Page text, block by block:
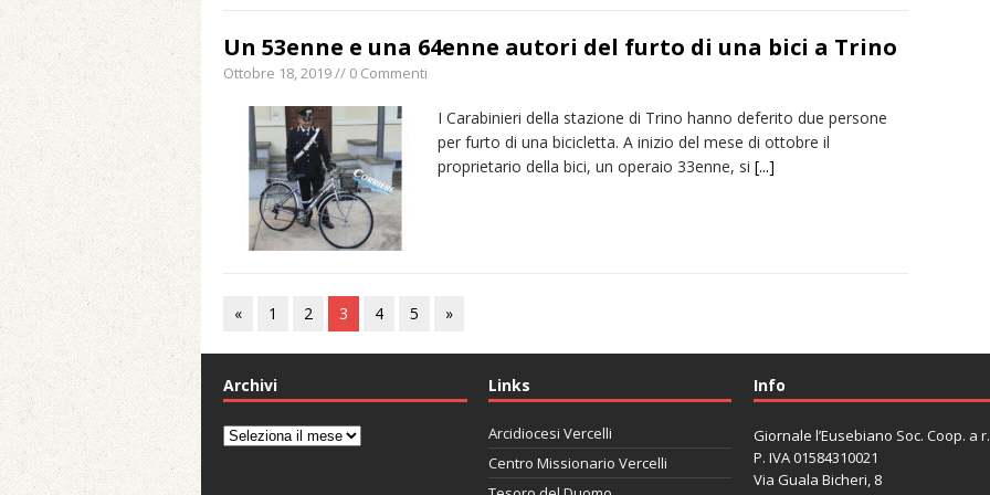
Un 53enne e una 64enne autori del furto di una bici a Trino
Ottobre 18, 2019 // 0 Commenti
I Carabinieri della stazione di Trino hanno deferito due persone
per furto di una bicicletta. A inizio del mese di ottobre il
proprietario della bici, un operaio 33enne, si [...]
« 1 2 3 4 5 »
Archivi
Archivi
Links
Arcidiocesi Vercelli
Centro Missionario Vercelli
Info
Giornale l’Eusebiano Soc. Coop. a
P. IVA 01584310021
Via Guala Bicheri, 8